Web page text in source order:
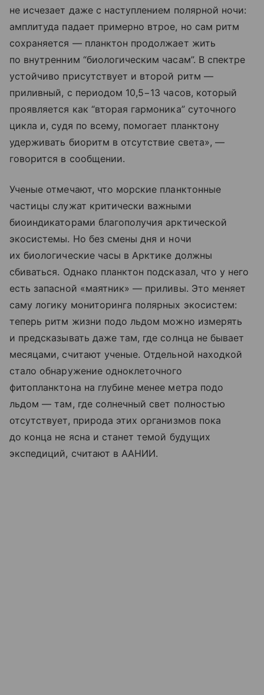
не исчезает даже с наступлением полярной ночи:
амплитуда падает примерно втрое, но сам ритм
сохраняется — планктон продолжает жить
по внутренним “биологическим часам”. В спектре
устойчиво присутствует и второй ритм —
приливный, с периодом 10,5−13 часов, который
проявляется как “вторая гармоника” суточного
цикла и, судя по всему, помогает планктону
удерживать биоритм в отсутствие света», —
говорится в сообщении.
Ученые отмечают, что морские планктонные
частицы служат критически важными
биоиндикаторами благополучия арктической
экосистемы. Но без смены дня и ночи
их биологические часы в Арктике должны
сбиваться. Однако планктон подсказал, что у него
есть запасной «маятник» — приливы. Это меняет
саму логику мониторинга полярных экосистем:
теперь ритм жизни подо льдом можно измерять
и предсказывать даже там, где солнца не бывает
месяцами, считают ученые. Отдельной находкой
стало обнаружение одноклеточного
фитопланктона на глубине менее метра подо
льдом — там, где солнечный свет полностью
отсутствует, природа этих организмов пока
до конца не ясна и станет темой будущих
экспедиций, считают в ААНИИ.